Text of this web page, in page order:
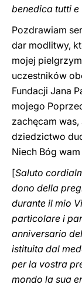
Pozdrawiam
dar modlitwy,
mojej
uczestników
Fundacji Jana
mojego
zachęcam
dziedzictwo
Niech Bóg wam
[Saluto
dono della
durante il mio
particolare i
anniversario
istituita dal
per la vostra
mondo la sua